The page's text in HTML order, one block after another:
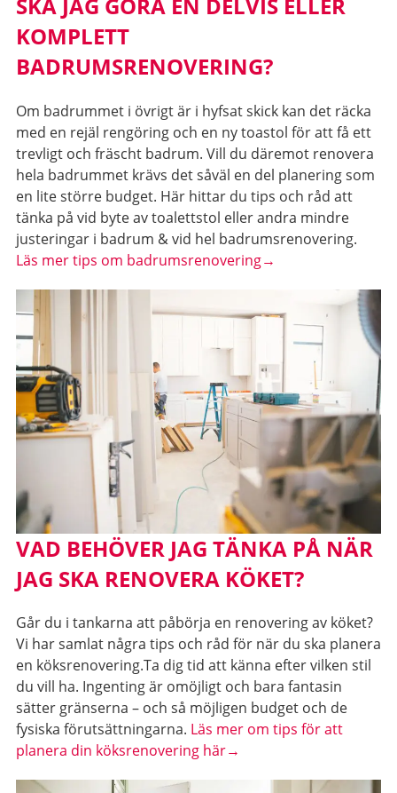
SKA JAG GÖRA EN DELVIS ELLER
KOMPLETT
BADRUMSRENOVERING?
Om badrummet i övrigt är i hyfsat skick kan det räcka
med en rejäl rengöring och en ny toastol för att få ett
trevligt och fräscht badrum. Vill du däremot renovera
hela badrummet krävs det såväl en del planering som
en lite större budget. Här hittar du tips och råd att
tänka på vid byte av toalettstol eller andra mindre
justeringar i badrum & vid hel badrumsrenovering.
Läs mer tips om badrumsrenovering→
VAD BEHÖVER JAG TÄNKA PÅ NÄR
JAG SKA RENOVERA KÖKET?
Går du i tankarna att påbörja en renovering av köket?
Vi har samlat några tips och råd för när du ska planera
en köksrenovering.Ta dig tid att känna efter vilken stil
du vill ha. Ingenting är omöjligt och bara fantasin
sätter gränserna – och så möjligen budget och de
fysiska förutsättningarna. Läs mer om tips för att
planera din köksrenovering här→